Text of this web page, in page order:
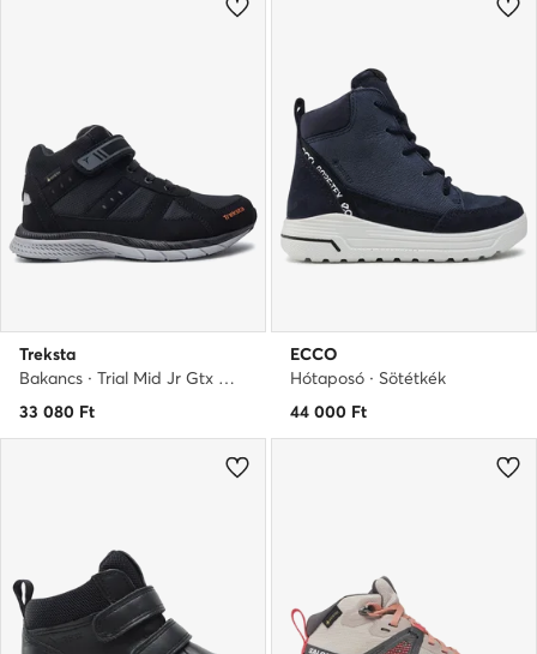
Treksta
Bakancs · Trial Mid Jr Gtx GORE-TEX 18205103 008 · Fekete
33 080 Ft
ECCO
Hótaposó · Sötétkék
44 000 Ft